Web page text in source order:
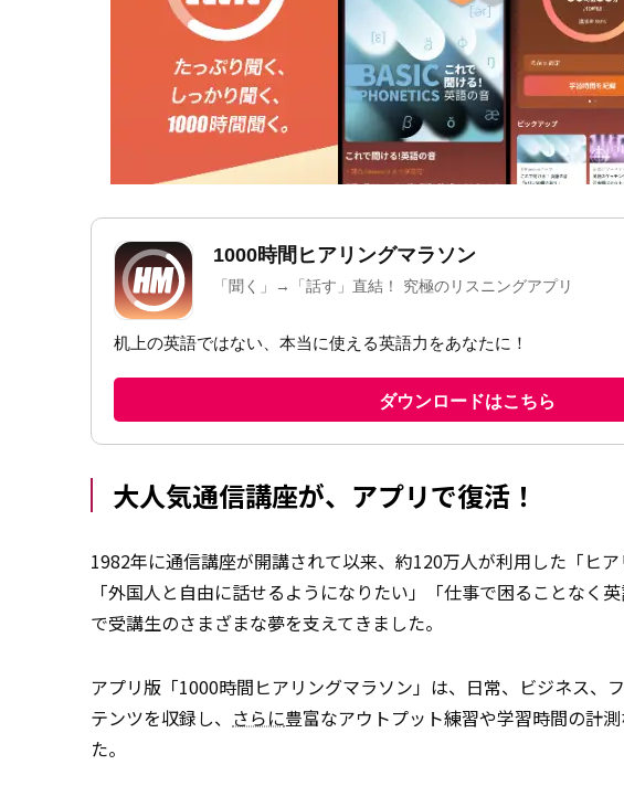
大人気通信講座が、アプリで復活！
1982年に通信講座が開講されて以来、約120万人が利用した「ヒア
「外国人と自由に話せるようになりたい」「仕事で困ることなく
で受講生のさまざまな夢を支えてきました。
アプリ版「1000時間ヒアリングマラソン」は、日常、ビジネス、
テンツを収録し、 さらに豊富なアウトプット練習や学習時間の計
た。